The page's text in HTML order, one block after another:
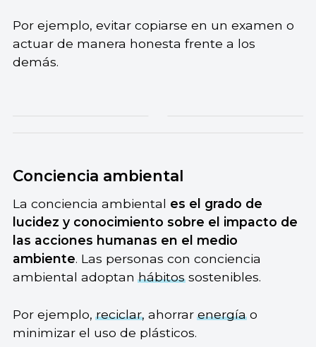
Por ejemplo, evitar copiarse en un examen o
actuar de manera honesta frente a los
demás.
Conciencia ambiental
La conciencia ambiental es el grado de
lucidez y conocimiento sobre el impacto de
las acciones humanas en el medio
ambiente. Las personas con conciencia
ambiental adoptanhábitossostenibles.
Por ejemplo,reciclar, ahorrarenergíao
minimizar el uso de plásticos.